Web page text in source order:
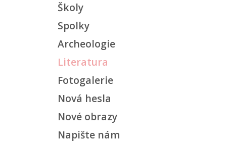
Školy
Spolky
Archeologie
Literatura
Fotogalerie
Nová hesla
Nové obrazy
Napište nám